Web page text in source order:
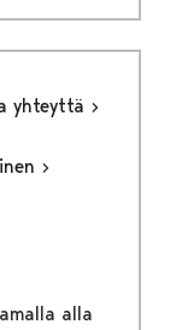
yhteyttä
alla